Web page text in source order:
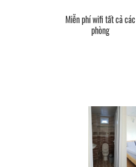
Miễn phí wifi tất cả các
phòng